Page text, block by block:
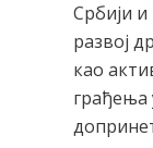
Србији и
развој
као
грађења